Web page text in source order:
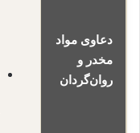
دعاوی مواد
مخدر و
روان‌گردان